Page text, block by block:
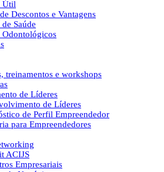
Útil
Descontos e Vantagens
Saúde
Odontológicos
treinamentos e workshops
de Líderes
de Líderes
de Perfil Empreendedor
para Empreendedores
ACIJS
Empresariais